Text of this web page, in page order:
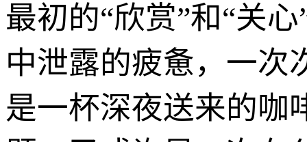
最初的“欣赏”和“关
中泄露的疲惫，一次
是一杯深夜送来的咖